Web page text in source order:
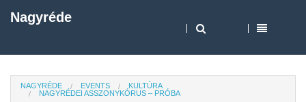
Nagyréde
NAGYRÉDE EVENTS
KULTÚRA
NAGYRÉDEI ASSZONYKÓRUS – PRÓBA